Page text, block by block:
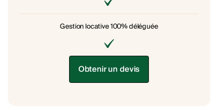
Gestion locative 100% déléguée
Obtenir un devis